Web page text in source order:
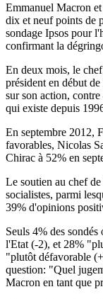
Emmanuel Macron
dix et neuf points de
sondage Ipsos pour
confirmant la
En deux mois, le
président en début
sur son action,
qui existe depuis
En septembre 2012,
favorables, Nicolas
Chirac à 52% en
Le soutien au chef
socialistes, parmi
39% d'opinions
Seuls 4% des
l'Etat (-2), et 28%
"plutôt défavorable
question: "Quel
Macron en tant que